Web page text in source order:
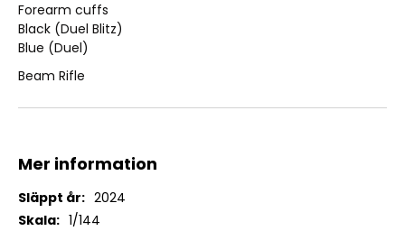
Forearm cuffs
Black (Duel Blitz)
Blue (Duel)
Beam Rifle
Mer information
Mer
information
2024
1/144